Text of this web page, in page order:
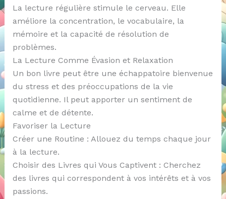
La lecture régulière stimule le cerveau. Elle
améliore la concentration, le vocabulaire, la
mémoire et la capacité de résolution de
problèmes.
La Lecture Comme Évasion et Relaxation
Un bon livre peut être une échappatoire bienvenue
du stress et des préoccupations de la vie
quotidienne. Il peut apporter un sentiment de
calme et de détente.
Favoriser la Lecture
Créer une Routine : Allouez du temps chaque jour
à la lecture.
Choisir des Livres qui Vous Captivent : Cherchez
des livres qui correspondent à vos intérêts et à vos
passions.